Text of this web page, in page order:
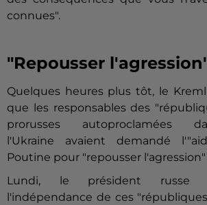
connues".
"Repousser
Quelques heures plus tôt, le
que les responsables des
prorusses autoproclamées
l'Ukraine avaient demandé
Poutine pour "repousser
Lundi, le président russe
l'indépendance de ces